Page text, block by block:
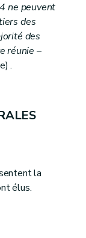
ne peuvent
des
des
réunie –
.
la
élus.